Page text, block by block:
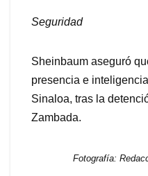
Seguridad
Sheinbaum aseguró
presencia e
Sinaloa, tras la
Zambada.
Fotografía: